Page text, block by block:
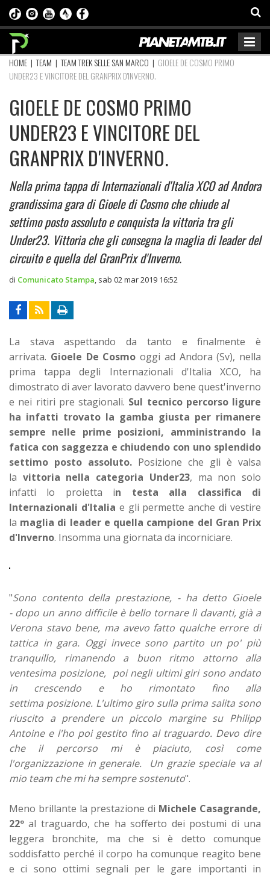
HOME |TEAM |TEAM TREK SELLE SAN MARCO | GIOELE DE COSMO PRIMO
UNDER23 E VINCITORE DEL GRANPRIX D'INVERNO.
GIOELE DE COSMO PRIMO
UNDER23 E VINCITORE DEL
GRANPRIX D'INVERNO.
Nella prima tappa di Internazionali d'Italia XCO ad Andora
grandissima gara di Gioele di Cosmo che chiude al
settimo posto assoluto e conquista la vittoria tra gli
Under23. Vittoria che gli consegna la maglia di leader del
circuito e quella del GranPrix d'Inverno.
di Comunicato Stampa sab 02 mar 2019 16:52
La stava aspettando da tanto e finalmente è
arrivata. Gioele De Cosmo oggi ad Andora (Sv), nella
prima tappa degli Internazionali d'Italia XCO, ha
dimostrato di aver lavorato davvero bene quest'inverno
e nei ritiri pre stagionali. Sul tecnico percorso ligure
ha infatti trovato la gamba giusta per rimanere
sempre nelle prime posizioni, amministrando la
fatica con saggezza e chiudendo con uno splendido
settimo posto assoluto. Posizione che gli è valsa
la vittoria nella categoria Under23, ma non solo
infatti lo proietta in testa alla classifica di
Internazionali d'Italia e gli permette anche di vestire
la maglia di leader e quella campione del Gran Prix
d'Inverno. Insomma una giornata da incorniciare.
"Sono contento della prestazione, - ha detto Gioele
- dopo un anno difficile è bello tornare lì davanti, già a
Verona stavo bene, ma avevo fatto qualche errore di
tattica in gara. Oggi invece sono partito un po' più
tranquillo, rimanendo a buon ritmo attorno alla
ventesima posizione, poi negli ultimi giri sono andato
in crescendo e ho rimontato fino alla
settima posizione. L'ultimo giro sulla prima salita sono
riuscito a prendere un piccolo margine su Philipp
Antoine e l'ho poi gestito fino al traguardo. Devo dire
che il percorso mi è piaciuto, così come
l'organizzazione in generale. Un grazie speciale va al
mio team che mi ha sempre sostenuto".
Meno brillante la prestazione di Michele Casagrande,
22ºal traguardo, che ha sofferto dei postumi di una
leggera bronchite, ma che si è detto comunque
soddisfatto perché il corpo ha comunque reagito bene
e ci sono ottimi segnali per le gare importanti in